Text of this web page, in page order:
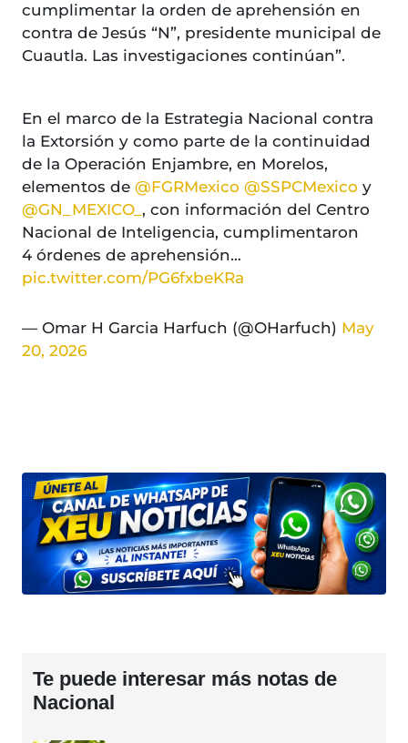
cumplimentar la orden de aprehensión en
contra de Jesús “N”, presidente municipal de
Cuautla. Las investigaciones continúan”.
En el marco de la Estrategia Nacional contra
la Extorsión y como parte de la continuidad
de la Operación Enjambre, en Morelos,
elementos de @FGRMexico @SSPCMexico y
@GN_MEXICO_ , con información del Centro
Nacional de Inteligencia, cumplimentaron
4 órdenes de aprehensión…
pic.twitter.com/PG6fxbeKRa
— Omar H Garcia Harfuch (@OHarfuch) May
20, 2026
Te puede interesar más notas de
Nacional